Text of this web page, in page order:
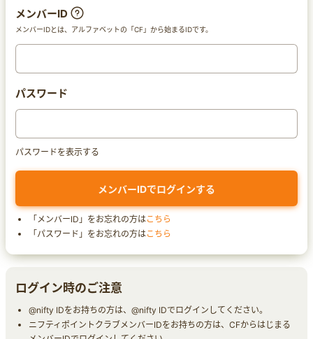
メンバーID
メンバーIDとは、アルファベットの「CF」から始まるIDです。
パスワード
パスワードを表示する
「メンバーID」をお忘れの方はこちら
「パスワード」をお忘れの方はこちら
ログイン時のご注意
@nifty IDをお持ちの方は、@nifty IDでログインしてください。
ニフティポイントクラブメンバーIDをお持ちの方は、CFからはじまる